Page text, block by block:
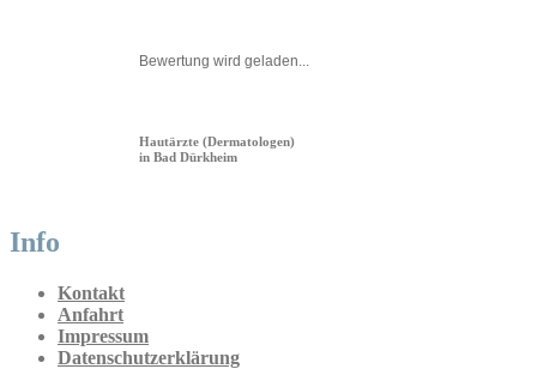
Bewertung wird geladen...
Hautärzte (Dermatologen)
in Bad Dürkheim
Info
Kontakt
Anfahrt
Impressum
Datenschutzerklärung